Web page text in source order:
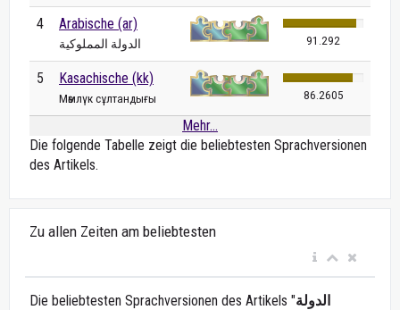
4 Arabische (ar)
الدولة المملوكية 91.292
5 Kasachische (kk)
Мәмлүк сұлтандығы 86.2605
Mehr...
Die folgende Tabelle zeigt die beliebtesten Sprachversionen
des Artikels.
Zu allen Zeiten am beliebtesten
Die beliebtesten Sprachversionen des Artikels "الدولة